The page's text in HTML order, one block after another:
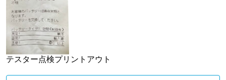
テスター点検プリントアウト